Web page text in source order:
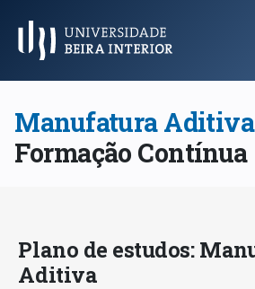
Menu Principal
Manufatura Aditiva
Formação Contínua
Plano de estudos:
Aditiva